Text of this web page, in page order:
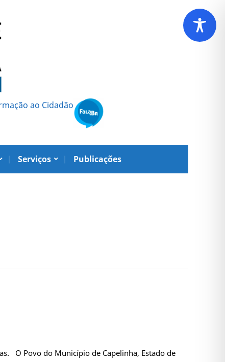
ao Cidadão
Serviços Publicações
O Povo do Município de Capelinha, Estado de